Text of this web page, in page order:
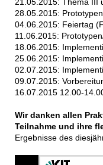
28.05.2015:
04.06.2015: Feiertag
11.06.2015:
18.06.2015:
25.06.2015:
02.07.2015:
09.07.2015:
16.07.2015 12.00-
Wir danken allen
Teilnahme und ihre
Ergebnisse des